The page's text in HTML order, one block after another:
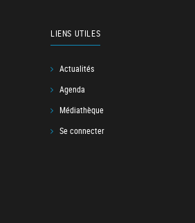
LIENS UTILES
Actualités
Agenda
Médiathèque
Se connecter